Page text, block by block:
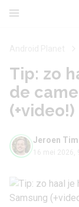
Tip: zo
de
(+video!)
Jeroen
16 mei 2026,